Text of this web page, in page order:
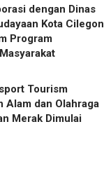
dengan Dinas
Kota Cilegon
Program
Tourism
Alam dan Olahraga
Merak Dimulai